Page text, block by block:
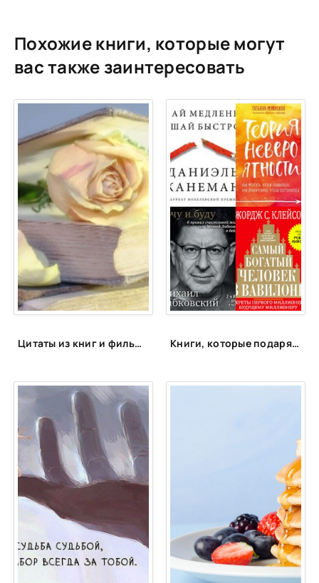
17
20
21
22
23
25
26
Похожие книги, которые могут
вас также заинтересовать
Цитаты из книг и фильмов, которые помогут не сдаться в трудную минуту или после неудачи Книги, которые подарят энергию